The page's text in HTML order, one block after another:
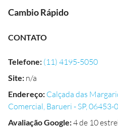
Cambio Rápido
CONTATO
Telefone: (11) 4195-5050
Site: n/a
Endereço: Calçada das
Comercial, Barueri - SP, 06453-
Avaliação Google:4 de 10